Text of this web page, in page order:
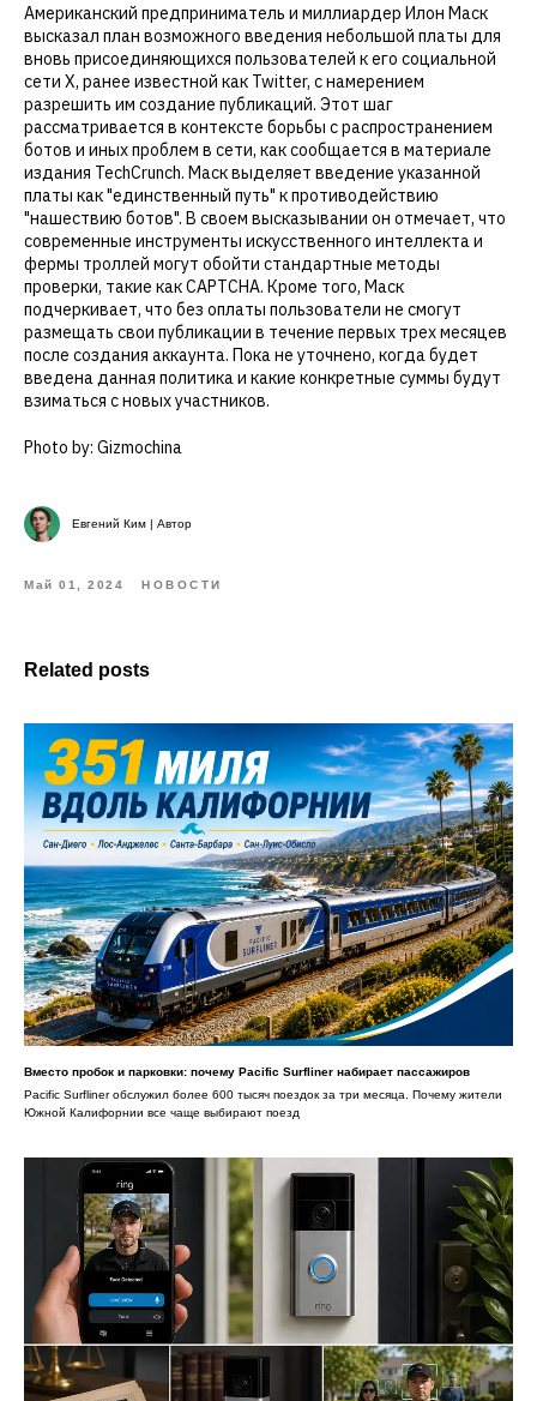
Американский предприниматель и миллиардер Илон Маск
высказал план возможного введения небольшой платы для
вновь присоединяющихся пользователей к его социальной
сети X, ранее известной как Twitter, с намерением
разрешить им создание публикаций. Этот шаг
рассматривается в контексте борьбы с распространением
ботов и иных проблем в сети, как сообщается в материале
издания TechCrunch. Маск выделяет введение указанной
платы как "единственный путь" к противодействию
"нашествию ботов". В своем высказывании он отмечает, что
современные инструменты искусственного интеллекта и
фермы троллей могут обойти стандартные методы
проверки, такие как CAPTCHA. Кроме того, Маск
подчеркивает, что без оплаты пользователи не смогут
размещать свои публикации в течение первых трех месяцев
после создания аккаунта. Пока не уточнено, когда будет
введена данная политика и какие конкретные суммы будут
взиматься с новых участников.
Photo by: Gizmochina
Евгений Ким | Автор
Май 01, 2024 НОВОСТИ
Related posts
Вместо пробок и парковки: почему Pacific Surfliner набирает пассажиров
Pacific Surfliner обслужил более 600 тысяч поездок за три месяца. Почему жители
Южной Калифорнии все чаще выбирают поезд